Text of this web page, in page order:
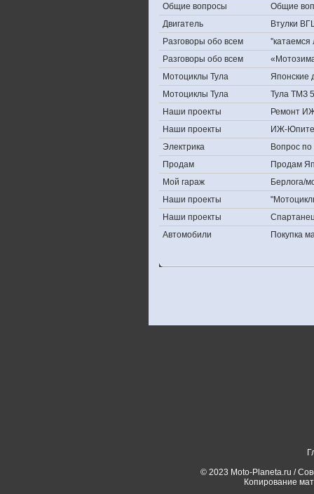
Общие вопросы
Общие
Двигатель
Втулки
Разговоры обо всем
Разговоры обо всем
Мотоциклы Тула
Японские
Мотоциклы Тула
Тула ТМЗ
Наши проекты
Ремонт
Наши проекты
ИЖ-
Электрика
Вопрос по
Продам
Продам
Мой гараж
Берлога/
Наши проекты
Наши проекты
Автомобили
Покупка
© 2023 Moto-Planeta.ru /
Копирование